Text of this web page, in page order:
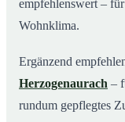
empfehlenswert –
Wohnklima.
Ergänzend
Herzogenaurach –
rundum gepflegtes